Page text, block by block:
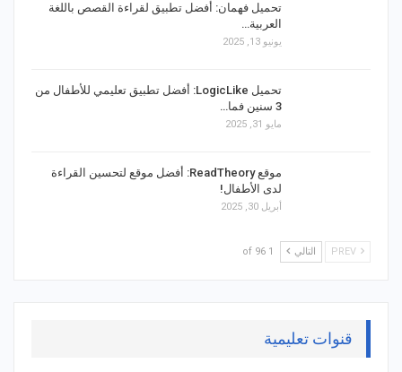
تحميل فهمان: أفضل تطبيق لقراءة القصص باللغة
العربية…
يونيو 13, 2025
تحميل LogicLike: أفضل تطبيق تعليمي للأطفال من
3 سنين فما…
مايو 31, 2025
موقع ReadTheory: أفضل موقع لتحسين القراءة
لدى الأطفال!
أبريل 30, 2025
التالي 1 of 96
قنوات تعليمية